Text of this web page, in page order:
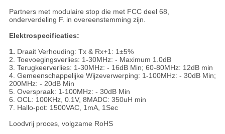
Partners met modulaire stop die met FCC deel 68,
onderverdeling F. in overeenstemming zijn.
Elektrospecificaties:
1. Draait Verhouding: Tx & Rx+1: 1±5%
2. Toevoegingsverlies: 1-30MHz: - Maximum 1.0dB
3. Terugkeerverlies: 1-30MHz: - 16dB Min; 60-80MHz: 12dB min
4. Gemeenschappelijke Wijzeverwerping: 1-100MHz: - 30dB Min;
200MHz: - 20dB Min
5. Overspraak: 1-100MHz: - 30dB Min
6. OCL: 100KHz, 0.1V, 8MADC: 350uH min
7. Hallo-pot: 1500VAC, 1mA, 1Sec
Loodvrij proces, volgzame RoHS